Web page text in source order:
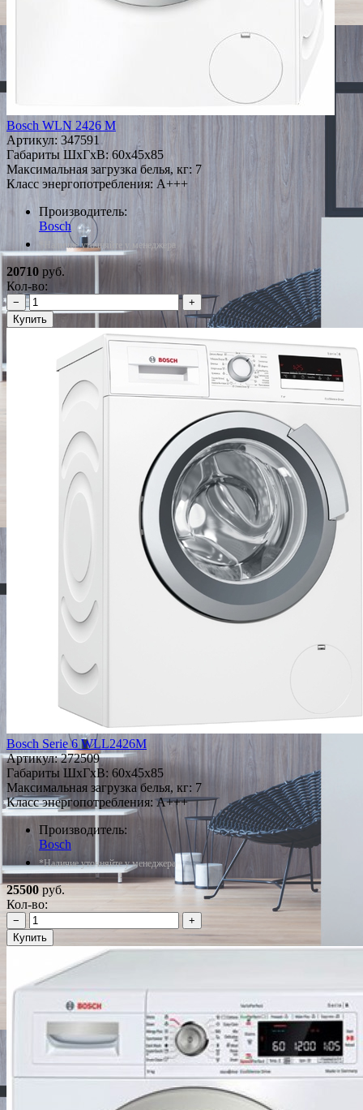
Bosch WLN 2426 M
Артикул: 347591
Габариты ШxГxВ: 60x45x85
Максимальная загрузка белья, кг: 7
Класс энергопотребления: A+++
Производитель:
Bosch
*Наличие уточняйте у менеджера
20710 руб.
Кол-во:
−
+
Купить
Bosch Serie 6 WLL2426M
Артикул:272509
Габариты ШxГxВ: 60x45x85
Максимальная загрузка белья, кг: 7
Класс энергопотребления: A+++
Производитель:
Bosch
*Наличие уточняйте у менеджера
25500 руб.
Кол-во:
−
+
Купить